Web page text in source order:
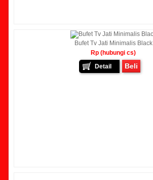
Bufet Tv Jati Minimalis Black
Rp (hubungi cs)
Detail
Beli